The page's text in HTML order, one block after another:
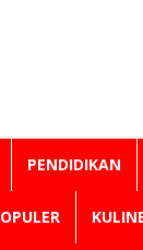
PENDIDIKAN